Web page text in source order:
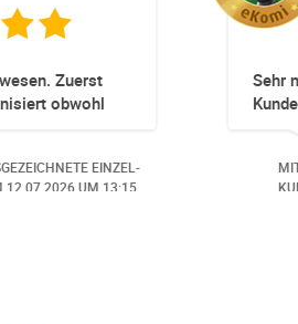
Totz keinem Premium Zuggang hat
Umbuchung perfekt und Zeitnah
Danke speziell den 3 Damen!!!
MIT DEM GOLDSIEGEL AUSGEZEICHNETE
KUNDENBEWERTUNG VOM
UM